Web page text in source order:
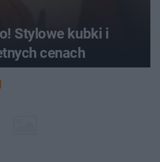
Stylowe kubki i
cenach